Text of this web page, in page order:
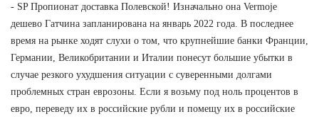
- SP Пропионат доставка Полевской! Изначально она Vermoje
дешево Гатчина запланирована на январь 2022 года. В последнее
время на рынке ходят слухи о том, что крупнейшие банки Франции,
Германии, Великобритании и Италии понесут большие убытки в
случае резкого ухудшения ситуации с суверенными долгами
проблемных стран еврозоны. Если я возьму под ноль процентов в
евро, переведу их в российские рубли и помещу их в российские